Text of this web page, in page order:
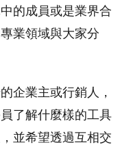
的成員或是業界合
業領域與大家分
企業主或行銷人，
了解什麼樣的工具
並希望透過互相交